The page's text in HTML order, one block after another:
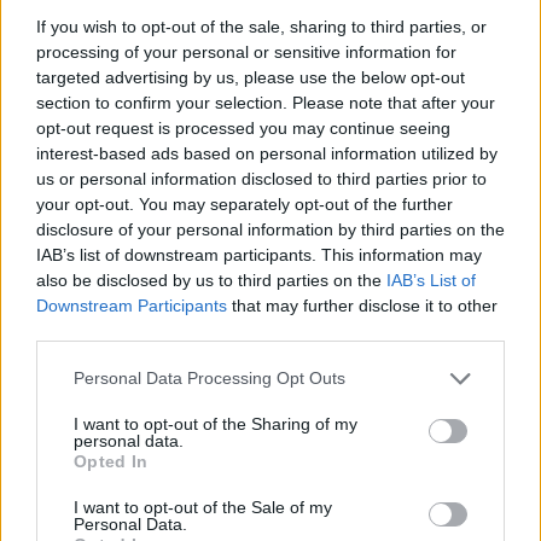
If you wish to opt-out of the sale, sharing to third parties, or
processing of your personal or sensitive information for
targeted advertising by us, please use the below opt-out
section to confirm your selection. Please note that after your
opt-out request is processed you may continue seeing
interest-based ads based on personal information utilized by
us or personal information disclosed to third parties prior to
your opt-out. You may separately opt-out of the further
disclosure of your personal information by third parties on the
IAB’s list of downstream participants. This information may
also be disclosed by us to third parties on the IAB’s List of
Downstream Participants that may further disclose it to other
Please note that this website/app uses one or more Google
not limited to your visit or usage behaviour. You may click to
grant or deny consent to Google and its third-party tags to
use your data for below specified purposes in below Google
consent section.
Personal Data Processing Opt Outs
I want to opt-out of the Sharing of my
personal data.
Opted In
I want to opt-out of the Sale of my
Personal Data.
(@MARCMARQUEZ93)MARCH 20,
2022
„De mindegy is, ez már a múlt, és most itt az ideje, hogy
újra felépítsük az önbizalmamat, és újra beindítsuk a
folyamatot.
„Indonéziában nagyon nehéz volt, de akövetkező héten
még inkább. Szerencsére most itt vagyok.”